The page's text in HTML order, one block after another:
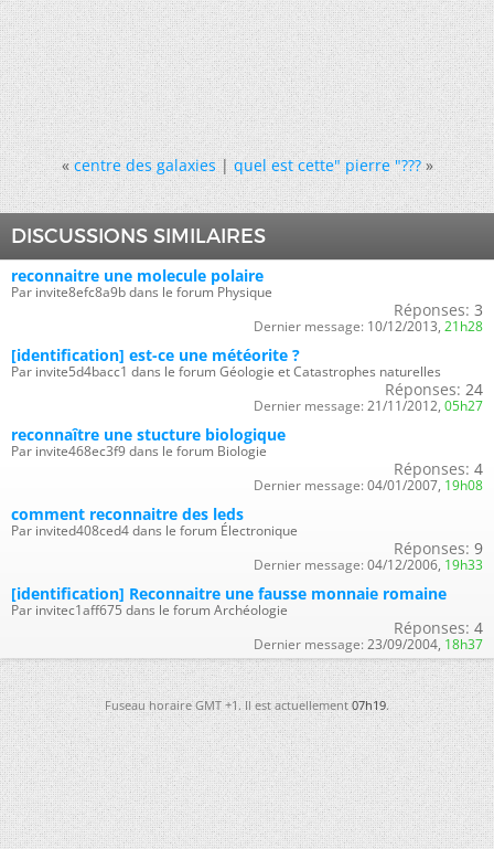
« centre des galaxies|quel est cette" pierre "??? »
DISCUSSIONS SIMILAIRES
reconnaitre une molecule polaire
Par invite8efc8a9b dans le forum Physique
Réponses: 3
Dernier message: 10/12/2013, 21h28
[identification] est-ce une météorite ?
Par invite5d4bacc1 dans le forum Géologie et Catastrophes naturelles
Réponses: 24
Dernier message: 21/11/2012, 05h27
reconnaître une stucture biologique
Par invite468ec3f9 dans le forum Biologie
Réponses: 4
Dernier message: 04/01/2007, 19h08
comment reconnaitre des leds
Par invited408ced4 dans le forum Électronique
Réponses: 9
Dernier message: 04/12/2006, 19h33
[identification] Reconnaitre une fausse monnaie romaine
Par invitec1aff675 dans le forum Archéologie
Réponses: 4
Dernier message: 23/09/2004, 18h37
Fuseau horaire GMT +1. Il est actuellement07h19.